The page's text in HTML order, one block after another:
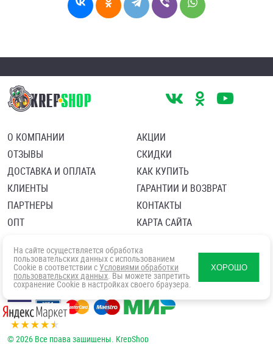
О КОМПАНИИ
ОТЗЫВЫ
ДОСТАВКА И ОПЛАТА
КЛИЕНТЫ
ПАРТНЕРЫ
ОПТ
АКЦИИ
СКИДКИ
КАК КУПИТЬ
ГАРАНТИИ И ВОЗВРАТ
КОНТАКТЫ
КАРТА САЙТА
Политика в отношении обработки персональных данных
Согласие посетителя сайта на обработку персональных данны
© 2026 Все права защищены. KrepShop
На сайте осуществляется обработка
пользовательских данных с использованием
Cookie в соответствии с Условиями обработки
пользовательских данных. Вы можете запретить
сохранение Cookie в настройках своего браузера.
ХОРОШО